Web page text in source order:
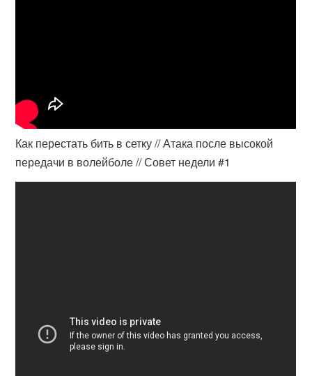
Как перестать бить в сетку // Атака после высокой
передачи в волейболе // Совет недели #1